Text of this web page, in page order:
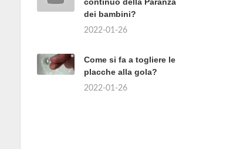
dei bambini?
2022-01-26
Come si fa a togliere le
placche alla gola?
2022-01-26